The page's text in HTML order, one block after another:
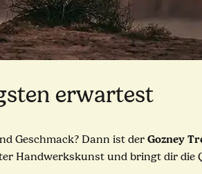
erwartest
Geschmack? Dann ist der Gozney
Handwerkskunst und bringt dir die